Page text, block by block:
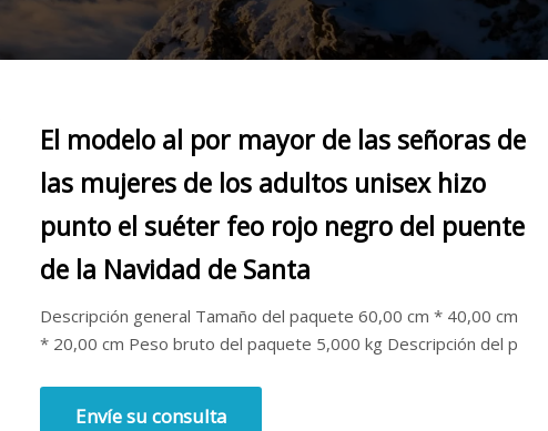
El modelo al por mayor de las señoras de
las mujeres de los adultos unisex hizo
punto el suéter feo rojo negro del puente
de la Navidad de Santa
Descripción general Tamaño del paquete 60,00 cm * 40,00 cm
* 20,00 cm Peso bruto del paquete 5,000 kg Descripción del p
Envíe su consulta